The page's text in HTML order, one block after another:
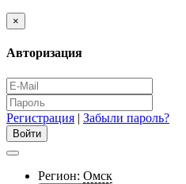
×
Авторизация
Регистрация | Забыли пароль?
Регион: Омск